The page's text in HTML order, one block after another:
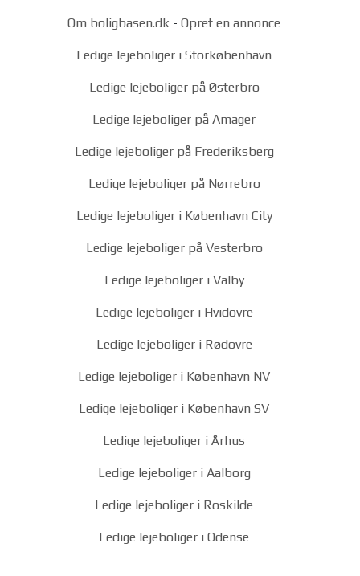
Om boligbasen.dk - Opret en annonce
Ledige lejeboliger i Storkøbenhavn
Ledige lejeboliger på Østerbro
Ledige lejeboliger på Amager
Ledige lejeboliger på Frederiksberg
Ledige lejeboliger på Nørrebro
Ledige lejeboliger i København City
Ledige lejeboliger på Vesterbro
Ledige lejeboliger i Valby
Ledige lejeboliger i Hvidovre
Ledige lejeboliger i Rødovre
Ledige lejeboliger i København NV
Ledige lejeboliger i København SV
Ledige lejeboliger i Århus
Ledige lejeboliger i Aalborg
Ledige lejeboliger i Roskilde
Ledige lejeboliger i Odense